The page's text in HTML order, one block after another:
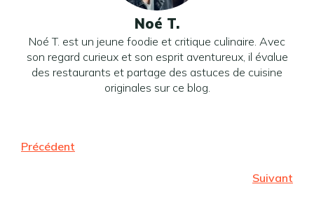
Noé T.
Noé T. est un jeune foodie et critique culinaire. Avec
son regard curieux et son esprit aventureux, il évalue
des restaurants et partage des astuces de cuisine
originales sur ce blog.
Précédent
Suivant